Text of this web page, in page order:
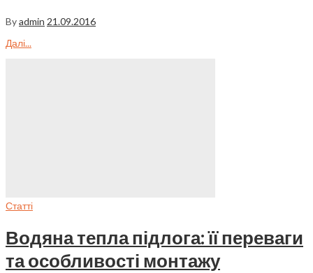
Byadmin 21.09.2016
Далі...
Статті
Водяна тепла підлога: її переваги
та особливості монтажу